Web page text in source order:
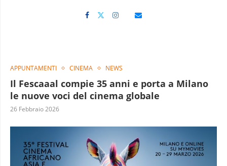
APPUNTAMENTI CINEMA NEWS
Il Fescaaal compie 35 anni e porta a Milano
le nuove voci del cinema globale
26 Febbraio 2026